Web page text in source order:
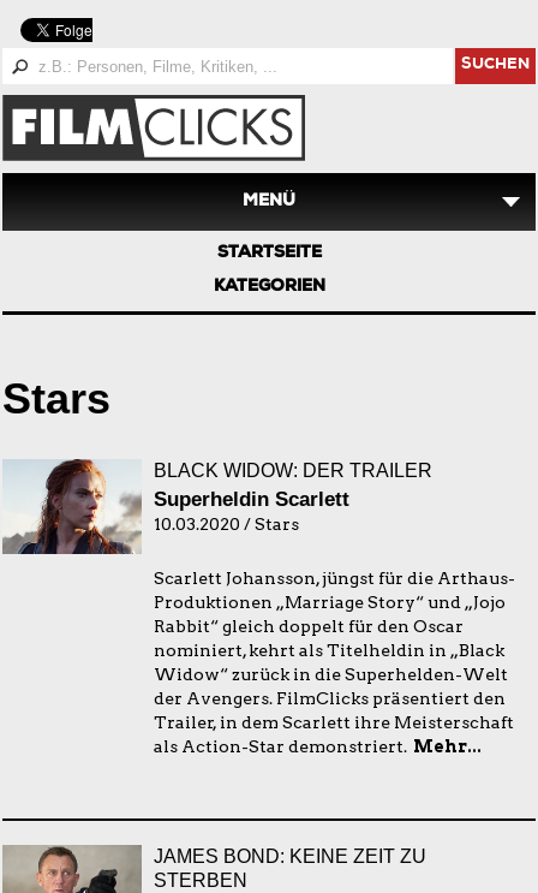
SUCHEN
MENÜ
STARTSEITE
KATEGORIEN
Stars
BLACK WIDOW: DER TRAILER
Superheldin Scarlett
10.03.2020 / Stars
Scarlett Johansson, jüngst für die Arthaus-
Produktionen „Marriage Story“ und „Jojo
Rabbit“ gleich doppelt für den Oscar
nominiert, kehrt als Titelheldin in „Black
Widow“ zurück in die Superhelden-Welt
der Avengers. FilmClicks präsentiert den
Trailer, in dem Scarlett ihre Meisterschaft
als Action-Star demonstriert. Mehr...
JAMES BOND: KEINE ZEIT ZU
STERBEN